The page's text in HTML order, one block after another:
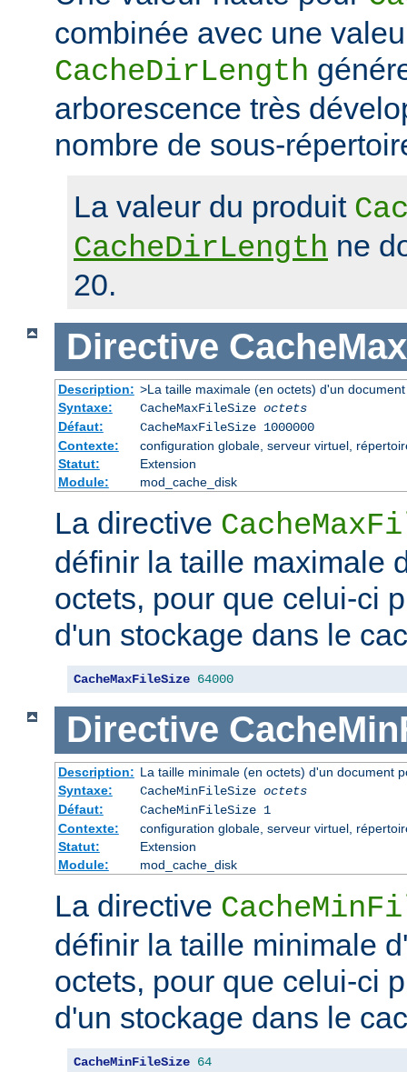
combinée avec une
CacheDirLength
arborescence très
nombre de sous-
La valeur du produit
CacheDirLength ne
20.
Directive
Description: >La taille maximale (en octets) d'un
Syntaxe:
CacheMaxFileSize octets
Défaut:
CacheMaxFileSize 1000000
Contexte:
configuration globale, serveur virtuel,
Statut:
Extension
Module:
mod_cache_disk
La directive
définir la taille maximale
octets, pour que celui-ci
d'un stockage dans le
CacheMaxFileSize 64000
Directive
Description: La taille minimale (en octets) d'un document
Syntaxe:
CacheMinFileSize octets
Défaut:
CacheMinFileSize 1
Contexte:
configuration globale, serveur virtuel,
Statut:
Extension
Module:
mod_cache_disk
La directive
définir la taille minimale
octets, pour que celui-ci
d'un stockage dans le
CacheMinFileSize 64